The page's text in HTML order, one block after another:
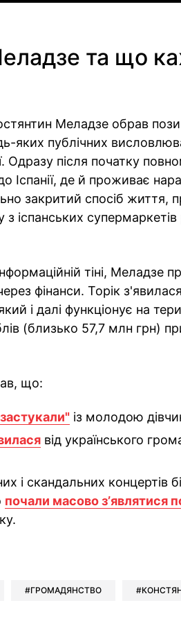
та що
Меладзе обрав
яких публічних
Одразу після початку
Іспанії, де й проживає
закритий спосіб життя,
іспанських супермаркетів
тіні, Меладзе
фінанси. Торік
і далі функціонує на
(близько 57,7 млн грн)
що:
із молодою
від українського
і скандальних концертів
почали масово зʼявлятися
Viber
у Whatsapp
у Messenger
у LinkedIn
ГРОМАДЯНСТВО